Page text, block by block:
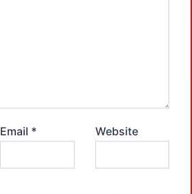
Email * Website